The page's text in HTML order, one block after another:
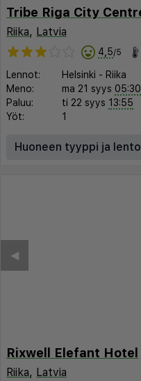
Riika, Latvia
4,5/5
Lennot: Helsinki - Riika
Meno:
ma 21 syys 05:30
Paluu:
ti 22 syys 13:55
Yöt:
1
Huoneen tyyppi ja lento
◀︎
Rixwell Elefant Hotel
Riika, Latvia